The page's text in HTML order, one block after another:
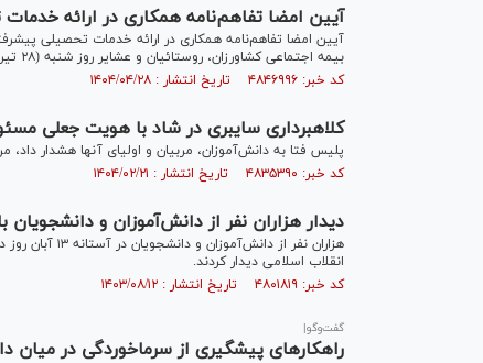
آیین امضا تفاهم‌نامه همکاری در ارائه
آیین امضا تفاهم‌نامه همکاری در ارائه خدمات تحصیلی
بیمه اجتماعی کشاورزان، روستائیان و عشایر روز شنبه (۲۸ تیر ۱۴۰۴) برگزار شد.
کد خبر: ۴۸۴۶۹۹۶ تاریخ انتشار : ۱۴۰۴/۰۴/۲۸
کلاهبرداری سایبری در شاد با هویت جعلی
پلیس فتا به دانش‌آموزان، مربیان و اولیای آنها هشدار داد،
کد خبر: ۴۸۳۵۳۹۰ تاریخ انتشار : ۱۴۰۴/۰۲/۲۱
دیدار هزاران نفر از دانش‌آموزان و دانشجویان
هزاران نفر از
انقلاب اسلامی دیدار کردند.
کد خبر: ۴۸۰۱۸۱۹ تاریخ انتشار : ۱۴۰۳/۰۸/۱۲
گفت‌وگو|
راهکار‌های پیشگیری از سرماخوردگی در میان